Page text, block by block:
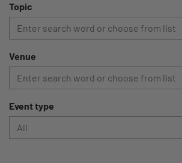
Topic
Enter search word or choose from list
Venue
Enter search word or choose from list
Event type
All